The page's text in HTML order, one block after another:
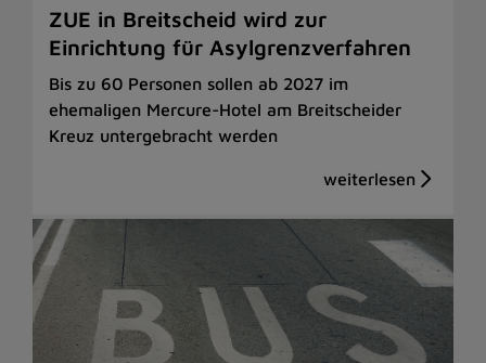
ZUE in Breitscheid wird zur
Einrichtung für Asylgrenzverfahren
Bis zu 60 Personen sollen ab 2027 im
ehemaligen Mercure-Hotel am Breitscheider
Kreuz untergebracht werden